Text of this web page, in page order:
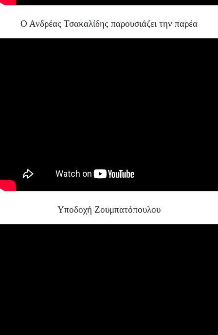
Ο Ανδρέας Τσακαλίδης παρουσιάζει την παρέα
Υποδοχή Ζουμπατόπουλου